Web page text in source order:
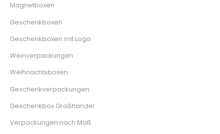
Magnetboxen
Geschenkboxen
Geschenkboxen mit Logo
Weinverpackungen
Weihnachtsboxen
Geschenkverpackungen
Geschenkbox Großhandel
Verpackungen nach Maß